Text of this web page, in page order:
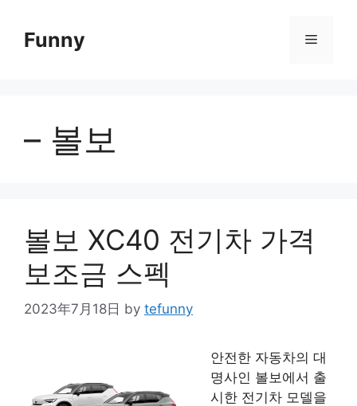
contentFunny Menu
– 볼보
볼보 XC40 전기차 가격
보조금 스펙
2023年7月18日 by tefunny
안전한 자동차의 대
명사인 볼보에서 출
시한 전기차 모델을